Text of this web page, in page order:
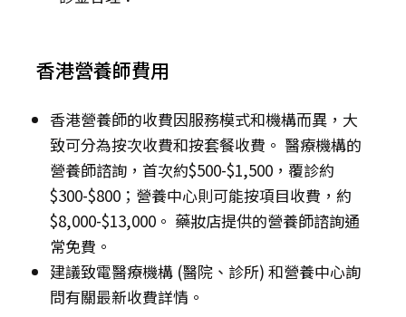
香港營養師費用
香港營養師的收費因服務模式和機構而異，大
致可分為按次收費和按套餐收費。 醫療機構的
營養師諮詢，首次約$500-$1,500，覆診約
$300-$800；營養中心則可能按項目收費，約
$8,000-$13,000。 藥妝店提供的營養師諮詢通
常免費。
建議致電醫療機構 (醫院、診所) 和營養中心詢
問有關最新收費詳情。